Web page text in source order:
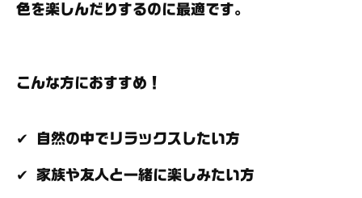
色を楽しんだりするのに最適です。
こんな方におすすめ！
✔ 自然の中でリラックスしたい方
✔ 家族や友人と一緒に楽しみたい方